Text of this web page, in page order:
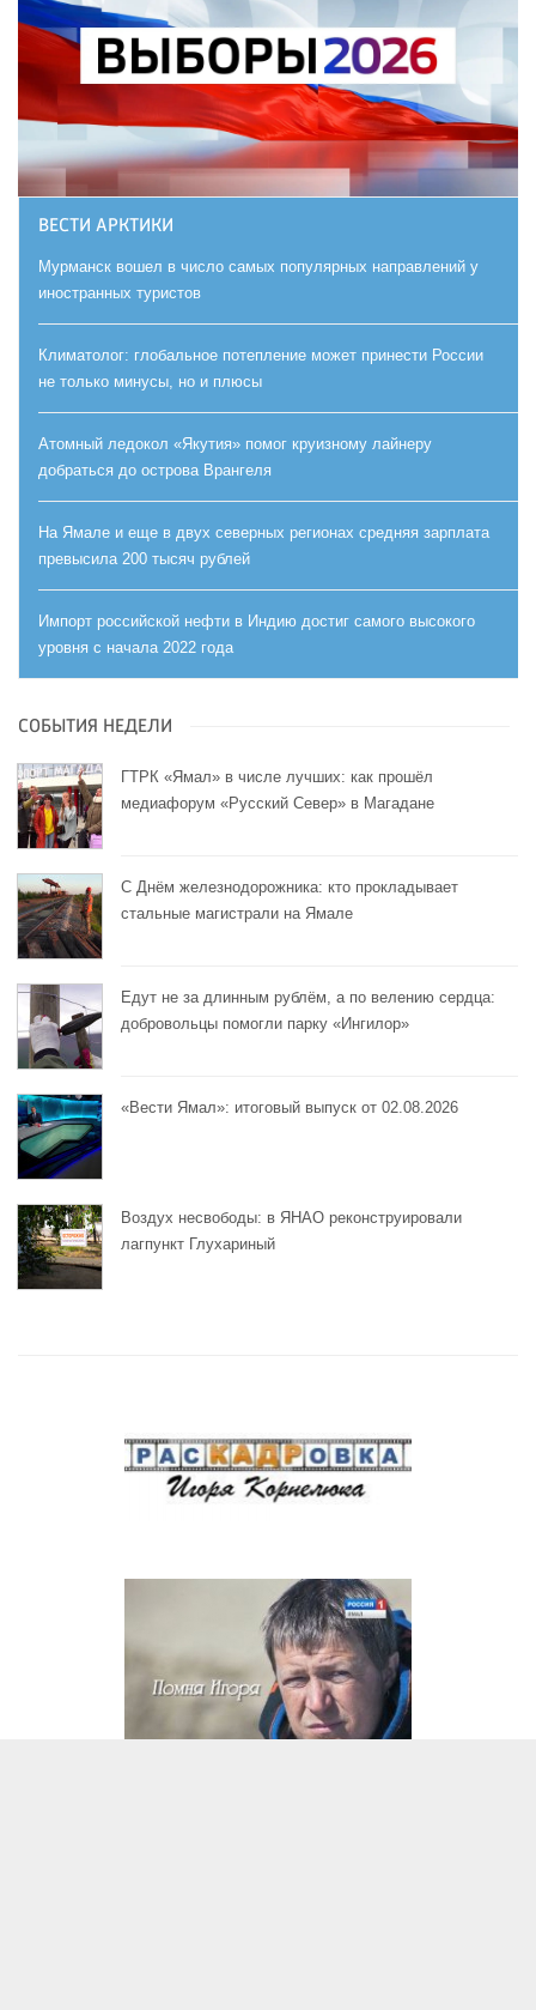
ВЕСТИ АРКТИКИ
Мурманск вошел в число самых популярных направлений у
иностранных туристов
Климатолог: глобальное потепление может принести России
не только минусы, но и плюсы
Атомный ледокол «Якутия» помог круизному лайнеру
добраться до острова Врангеля
На Ямале и еще в двух северных регионах средняя зарплата
превысила 200 тысяч рублей
Импорт российской нефти в Индию достиг самого высокого
уровня с начала 2022 года
СОБЫТИЯ НЕДЕЛИ
ГТРК «Ямал» в числе лучших: как прошёл
медиафорум «Русский Север» в Магадане
С Днём железнодорожника: кто прокладывает
стальные магистрали на Ямале
Едут не за длинным рублём, а по велению сердца:
добровольцы помогли парку «Ингилор»
«Вести Ямал»: итоговый выпуск от 02.08.2026
Воздух несвободы: в ЯНАО реконструировали
лагпункт Глухариный